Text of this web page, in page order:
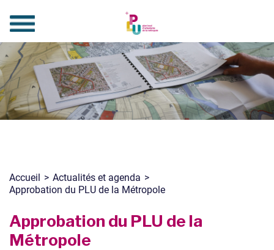
Accueil > Actualités et agenda >
Approbation du PLU de la Métropole
Approbation du PLU de la
Métropole